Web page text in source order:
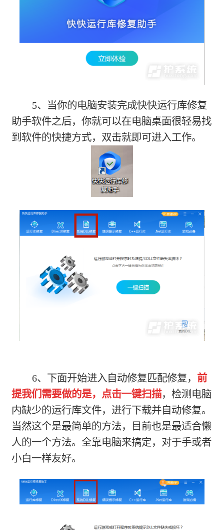
5、当你的电脑安装完成快快运行库修复
助手软件之后，你就可以在电脑桌面很轻易找
到软件的快捷方式，双击就即可进入工作。
6、下面开始进入自动修复匹配修复， 前
提我们需要做的是，点击一键扫描，检测电脑
内缺少的运行库文件，进行下载并自动修复。
当然这个是最简单的方法，目前也是最适合懒
人的一个方法。全靠电脑来搞定，对于手或者
小白一样友好。